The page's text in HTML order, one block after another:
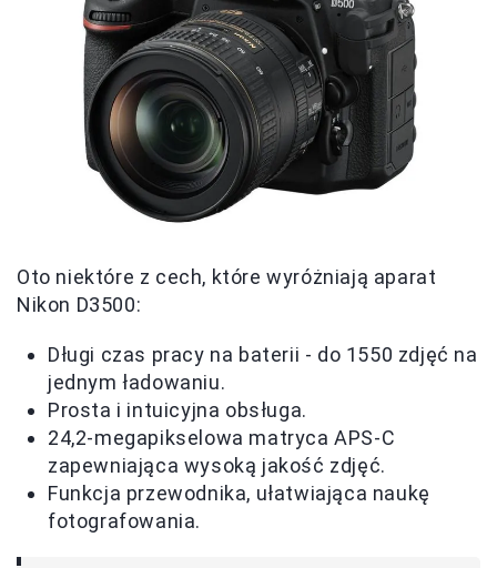
Oto niektóre z cech, które wyróżniają aparat
Nikon D3500:
Długi czas pracy na baterii - do 1550 zdjęć na
jednym ładowaniu.
Prosta i intuicyjna obsługa.
24,2-megapikselowa matryca APS-C
zapewniająca wysoką jakość zdjęć.
Funkcja przewodnika, ułatwiająca naukę
fotografowania.